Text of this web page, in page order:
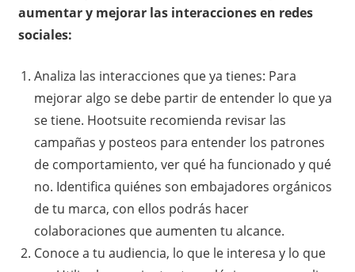
aumentar y mejorar las interacciones en redes
sociales:
Analiza las interacciones que ya tienes: Para
mejorar algo se debe partir de entender lo que ya
se tiene. Hootsuite recomienda revisar las
campañas y posteos para entender los patrones
de comportamiento, ver qué ha funcionado y qué
no. Identifica quiénes son embajadores orgánicos
de tu marca, con ellos podrás hacer
colaboraciones que aumenten tu alcance.
Conoce a tu audiencia, lo que le interesa y lo que